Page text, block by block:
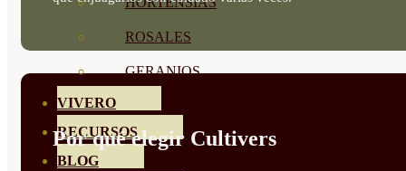
ROSALES
GERANIOS
VIVERO
RECURSOS
BLOG
Por qué elegir Cultivers